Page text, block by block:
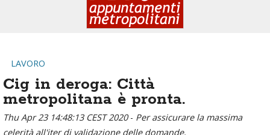
LAVORO
Cig in deroga: Città
metropolitana è pronta.
Thu Apr 23 14:48:13 CEST 2020- Per assicurare la massima
celerità all'iter di validazione delle domande.